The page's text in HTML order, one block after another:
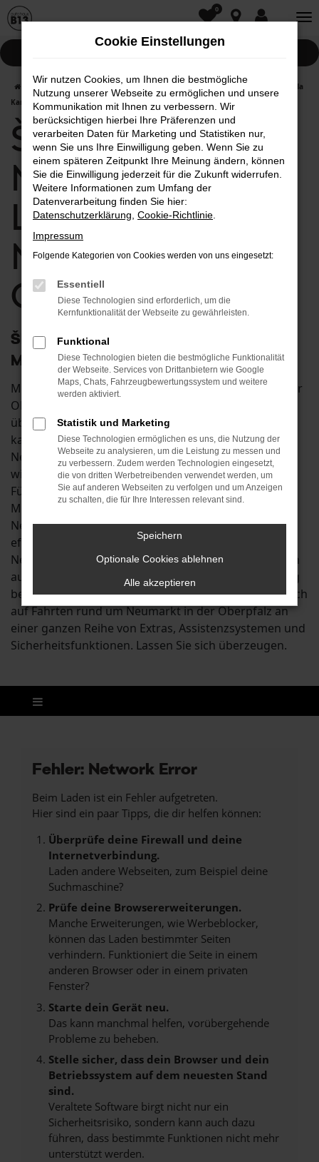
Zum
0
Neumarkt in der Oberpfalz Škoda Karoq
Škoda
Karoq Neuwagen mit Lieferservice nach Neumarkt in der Oberpfalz
Škoda Karoq
Neuwagen mit
Lieferservice nach
Neumarkt in der
Oberpfalz
Škoda Karoq Neuwagen: First Class
Mobilität in Neumarkt in der Oberpfalz
Mit einem Škoda Karoq Neuwagen in Neumarkt in der
Oberpfalz befinden Sie sich in der ersten Liga der
überzeugenden Fahrzeuge. In seiner Klasse existiert
kaum ein anderes Modell, dass dem Škoda Karoq
Neuwagen das Wasser reichen könnte. Untermauert
wird dies durch exzellente Testergebnisse und eine
Fülle an attraktiven Extras. Insbesondere die aktuelle
Modellgeneration scheint wie geschaffen für
Neumarkt in der Oberpfalz und Umgebung. Dank
effizienter Motoren beherrschen Sie im Škoda Karoq
Neuwagen sowohl den Stadtverkehr als auch Fahrten
auf der Landstraße und profitieren zudem vom üppig
bemessenen Stauraum. Des Weiteren erfreuen Sie sich
auf Fahrten rund um Neumarkt in der Oberpfalz an
einer ganzen Reihe von Extras, Assistenzsystemen und
Sicherheitsfunktionen. Lassen Sie sich überzeugen.
Fehler: Network Error
Beim Laden ist ein Fehler aufgetreten.
Hier sind ein paar Tipps, die dir helfen können:
Überprüfe deine Firewall und deine
Internetverbindung.
Laden andere Webseiten, zum Beispiel deine
Suchmaschine?
Prüfe deine Browsererweiterungen.
Manche Erweiterungen, wie Werbeblocker,
können das Laden bestimmter Seiten
verhindern. Funktioniert die Seite in einem
anderen Browser oder in einem privaten
Fenster?
Starte dein Gerät neu.
Das kann manchmal helfen, vorübergehende
Probleme zu beheben.
Stelle sicher, dass dein Browser und dein
Betriebssystem auf dem neuesten Stand
sind.
Veraltete Software birgt nicht nur ein
Sicherheitsrisiko, sondern kann auch dazu
führen, dass bestimmte Funktionen nicht mehr
unterstützt werden.
Cookie Einstellungen
Wir nutzen Cookies, um Ihnen die bestmögliche
Nutzung unserer Webseite zu ermöglichen und unsere
Kommunikation mit Ihnen zu verbessern. Wir
berücksichtigen hierbei Ihre Präferenzen und
verarbeiten Daten für Marketing und Statistiken nur,
wenn Sie uns Ihre Einwilligung geben. Wenn Sie zu
einem späteren Zeitpunkt Ihre Meinung ändern, können
Sie die Einwilligung jederzeit für die Zukunft widerrufen.
Weitere Informationen zum Umfang der
Datenverarbeitung finden Sie hier:
Datenschutzerklärung Cookie-Richtlinie
Impressum
Folgende Kategorien von Cookies werden von uns eingesetzt:
Essentiell
Diese Technologien sind erforderlich, um die
Kernfunktionalität der Webseite zu gewährleisten.
Funktional
Diese Technologien bieten die bestmögliche Funktionalität
der Webseite. Services von Drittanbietern wie Google
Maps, Chats, Fahrzeugbewertungssystem und weitere
werden aktiviert.
Statistik und Marketing
Diese Technologien ermöglichen es uns, die Nutzung der
Webseite zu analysieren, um die Leistung zu messen und
zu verbessern. Zudem werden Technologien eingesetzt,
die von dritten Werbetreibenden verwendet werden, um
Sie auf anderen Webseiten zu verfolgen und um Anzeigen
zu schalten, die für Ihre Interessen relevant sind.
Speichern
Optionale Cookies ablehnen
Alle akzeptieren